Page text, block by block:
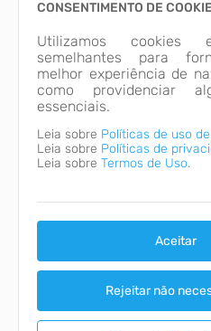
CONSENTIMENTO DE
Utilizamos cookies
semelhantes para
melhor experiência de
como providenciar
essenciais.
Leia sobre Políticas de uso
Leia sobre Políticas de
Leia sobre Termos de Uso.
Aceitar
Rejeitar não